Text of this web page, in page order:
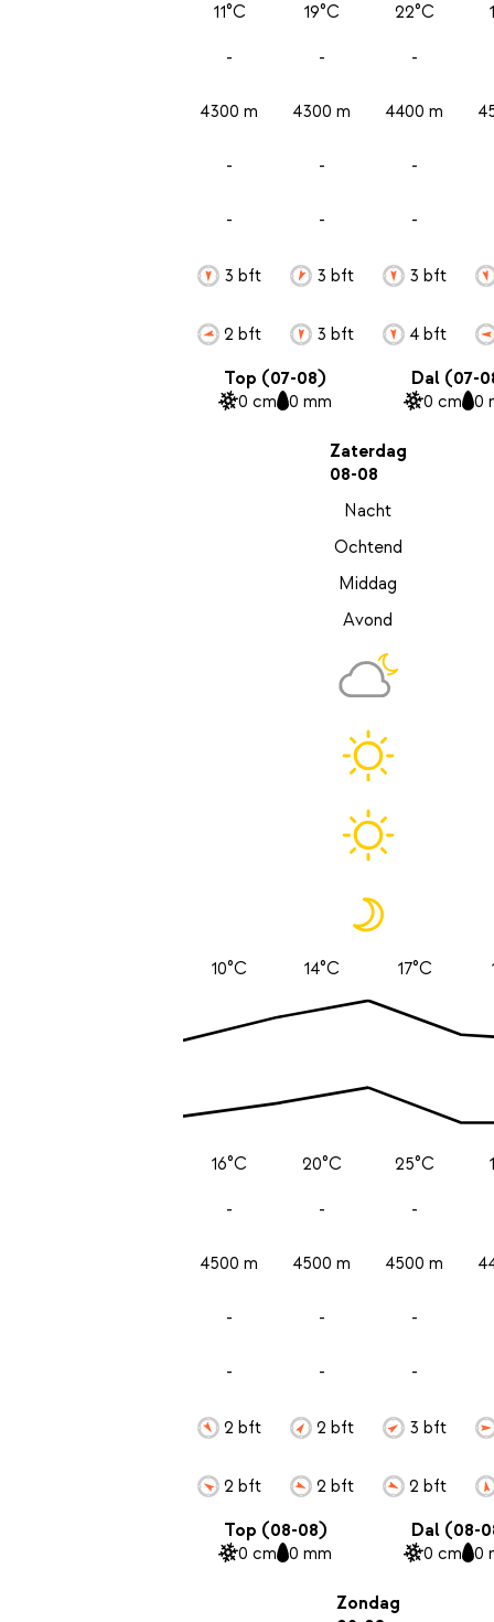
11°C
-
4300 m
-
-
3 bft
2 bft
19°C
-
4300 m
-
-
3 bft
3 bft
22°C
-
4400 m
-
-
3 bft
4 bft
Top (07-08)
0 cm 0 mm
Dal (07-
0 cm 0
Zaterdag
08-08
Nacht
Ochtend
Middag
Avond
10°C
16°C
-
4500 m
-
-
2 bft
2 bft
14°C
20°C
-
4500 m
-
-
2 bft
2 bft
17°C
25°C
-
4500 m
-
-
3 bft
2 bft
Top (08-08)
0 cm 0 mm
Dal (08-
0 cm 0
Zondag